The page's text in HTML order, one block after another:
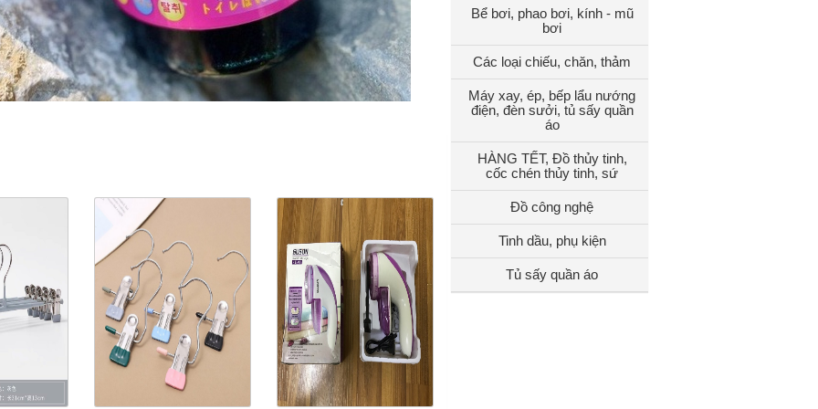
Bể bơi, phao bơi, kính - mũ
bơi
Các loại chiếu, chăn, thảm
Máy xay, ép, bếp lẩu nướng
điện, đèn sưởi, tủ sấy quần
áo
HÀNG TẾT, Đồ thủy tinh,
cốc chén thủy tinh, sứ
Đồ công nghệ
Tinh dầu, phụ kiện
Tủ sấy quần áo